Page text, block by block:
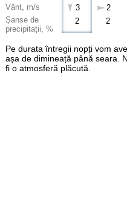
Vânt, m/s
Șanse de
precipitații, %
3
2
2
2
Pe durata întregii nopți vom
așa de dimineață până seara.
fi o atmosferă plăcută.